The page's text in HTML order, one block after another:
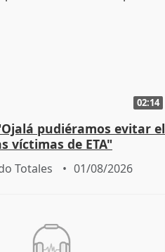
02:14
pudiéramos evitar el
víctimas de ETA"
Totales 01/08/2026